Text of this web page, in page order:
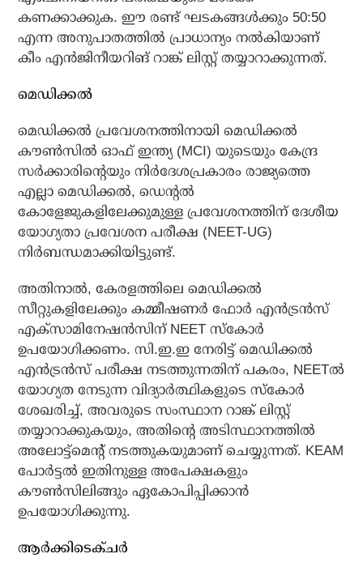
കണക്കാക്കുക. ഈ രണ്ട് ഘടകങ്ങൾക്കും 50:50
എന്ന അനുപാതത്തിൽ പ്രാധാന്യം നൽകിയാണ്
കീം എൻജിനീയറിങ് റാങ്ക് ലിസ്റ്റ് തയ്യാറാക്കുന്നത്.
മെഡിക്കൽ
മെഡിക്കൽ പ്രവേശനത്തിനായി മെഡിക്കൽ
കൗൺസിൽ ഓഫ് ഇന്ത്യ (MCI) യുടെയും കേന്ദ്ര
സർക്കാരിന്റെയും നിർദേശപ്രകാരം രാജ്യത്തെ
എല്ലാ മെഡിക്കൽ, ഡെൻ്റൽ
കോളേജുകളിലേക്കുമുള്ള പ്രവേശനത്തിന് ദേശീയ
യോഗ്യതാ പ്രവേശന പരീക്ഷ (NEET-UG)
നിർബന്ധമാക്കിയിട്ടുണ്ട്.
അതിനാൽ, കേരളത്തിലെ മെഡിക്കൽ
സീറ്റുകളിലേക്കും കമ്മീഷണർ ഫോർ എൻട്രൻസ്
എക്സാമിനേഷൻസിന് NEET സ്കോർ
ഉപയോഗിക്കണം. സി.ഇ.ഇ നേരിട്ട് മെഡിക്കൽ
എൻട്രൻസ് പരീക്ഷ നടത്തുന്നതിന് പകരം, NEETൽ
യോഗ്യത നേടുന്ന വിദ്യാർത്ഥികളുടെ സ്കോർ
ശേഖരിച്ച്, അവരുടെ സംസ്ഥാന റാങ്ക് ലിസ്റ്റ്
തയ്യാറാക്കുകയും, അതിൻ്റെ അടിസ്ഥാനത്തിൽ
അലോട്ട്‌മെൻ്റ് നടത്തുകയുമാണ് ചെയ്യുന്നത്. KEAM
പോർട്ടൽ ഇതിനുള്ള അപേക്ഷകളും
കൗൺസിലിങ്ങും ഏകോപിപ്പിക്കാൻ
ഉപയോഗിക്കുന്നു.
ആർക്കിടെക്ചർ